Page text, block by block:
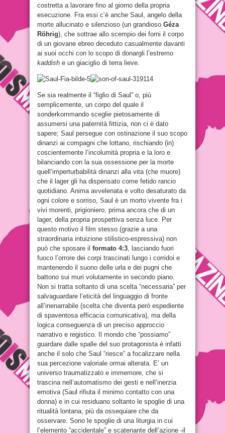
costretta a lavorare fino al giorno della propria
esecuzione. Fra essi c’è anche Saul, angelo della
morte allucinato e silenzioso (un grandioso Géza
Röhrig), che sottrae allo scempio dei forni il corpo
di un giovane ebreo deceduto casualmente davanti
ai suoi occhi con lo scopo di donargli l’estremo
kaddish e un giaciglio di terra lieve.
Se sia realmente il “figlio di Saul” o, più
semplicemente, un corpo del quale il
sonderkommando sceglie pietosamente di
assumersi una paternità fittizia, non ci è dato
sapere; Saul persegue con ostinazione il suo scopo
dinanzi ai compagni che lottano, rischiando (in)
coscientemente l’incolumità propria e la loro e
bilanciando con la sua ossessione per la morte
quell’imperturbabilità dinanzi alla vita (che muore)
che il lager gli ha dispensato come fetido rancio
quotidiano. Anima avvelenata e volto desaturato da
ogni colore e sorriso, Saul è un morto vivente fra i
vivi morenti, prigioniero, prima ancora che di un
lager, della propria prospettiva senza luce. Per
questo motivo il film stesso (grazie a una
straordinaria intuizione stilistico-espressiva) non
può che sposare il formato 4:3, lasciando fuori
fuoco l’orrore dei corpi trascinati lungo i corridoi e
mantenendo il suono delle urla e dei pugni che
battono sui muri volutamente in secondo piano.
Non si tratta soltanto di una scelta “necessaria” per
salvaguardare l’eticità del linguaggio di fronte
all’inenarrabile (scelta che diventa però espediente
di spaventosa efficacia comunicativa), ma della
logica conseguenza di un preciso approccio
narrativo e registico. Il mondo che “possiamo”
guardare dalle spalle del suo protagonista è infatti
anche il solo che Saul “riesce” a focalizzare nella
sua percezione valoriale ormai alterata. E’ un
universo traumatizzato e immemore, che si
trascina nell’automatismo dei gesti e nell’inerzia
emotiva (Saul rifiuta il minimo contatto con una
donna) e in cui residuano soltanto le spoglie di una
ritualità lontana, più da ossequiare che da
osservare. Sono le spoglie di una liturgia in cui
l’elemento “accidentale” e scatenante dell’azione -il